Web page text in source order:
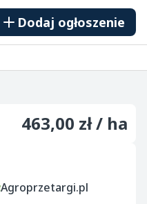
Dodaj ogłoszenie
463,00 zł / ha
Agroprzetargi.pl